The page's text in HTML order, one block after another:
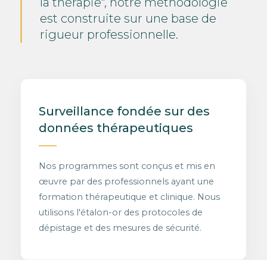
est construite sur une base de
rigueur professionnelle.
Surveillance fondée sur des
données thérapeutiques
Nos programmes sont conçus et mis en
œuvre par des professionnels ayant une
formation thérapeutique et clinique. Nous
utilisons l'étalon-or des protocoles de
dépistage et des mesures de sécurité.